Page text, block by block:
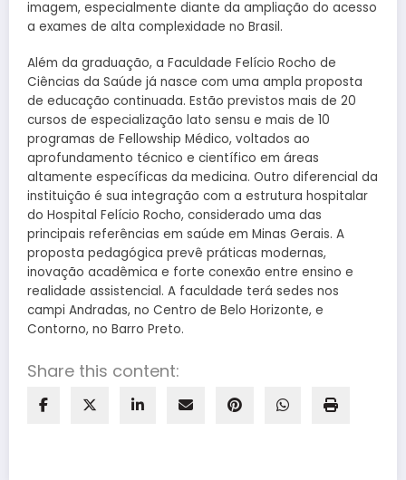
imagem, especialmente diante da ampliação do acesso
a exames de alta complexidade no Brasil.
Além da graduação, a Faculdade Felício Rocho de
Ciências da Saúde já nasce com uma ampla proposta
de educação continuada. Estão previstos mais de 20
cursos de especialização lato sensu e mais de 10
programas de Fellowship Médico, voltados ao
aprofundamento técnico e científico em áreas
altamente específicas da medicina. Outro diferencial da
instituição é sua integração com a estrutura hospitalar
do Hospital Felício Rocho, considerado uma das
principais referências em saúde em Minas Gerais. A
proposta pedagógica prevê práticas modernas,
inovação acadêmica e forte conexão entre ensino e
realidade assistencial. A faculdade terá sedes nos
campi Andradas, no Centro de Belo Horizonte, e
Contorno, no Barro Preto.
Share this content: